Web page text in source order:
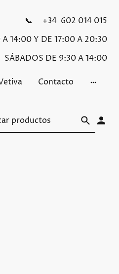
📞 +34 602 014 015
A 14:00 Y DE 17:00 A 20:30
SÁBADOS DE 9:30 A 14:00
Contacto